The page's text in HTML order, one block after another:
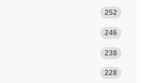
252
246
238
228